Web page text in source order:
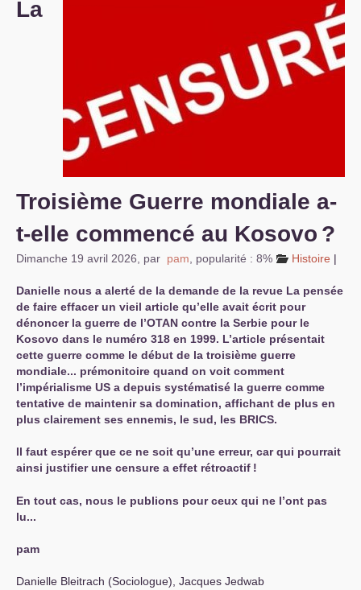
La
Troisième Guerre mondiale a-
t-elle commencé au Kosovo ?
Dimanche 19 avril 2026 par pam popularité : 8% Histoire |
Danielle nous a alerté de la demande de la revue La pensée
de faire effacer un vieil article qu’elle avait écrit pour
dénoncer la guerre de l’OTAN contre la Serbie pour le
Kosovo dans le numéro 318 en 1999. L’article présentait
cette guerre comme le début de la troisième guerre
mondiale... prémonitoire quand on voit comment
l’impérialisme US a depuis systématisé la guerre comme
tentative de maintenir sa domination, affichant de plus en
plus clairement ses ennemis, le sud, les BRICS.
Il faut espérer que ce ne soit qu’une erreur, car qui pourrait
ainsi justifier une censure a effet rétroactif !
En tout cas, nous le publions pour ceux qui ne l’ont pas
lu...
pam
Danielle Bleitrach (Sociologue), Jacques Jedwab